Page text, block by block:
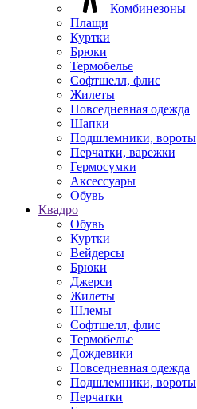
Комбинезоны
Плащи
Куртки
Брюки
Термобелье
Софтшелл, флис
Жилеты
Повседневная одежда
Шапки
Подшлемники, вороты
Перчатки, варежки
Гермосумки
Аксессуары
Обувь
Квадро
Обувь
Куртки
Вейдерсы
Брюки
Джерси
Жилеты
Шлемы
Софтшелл, флис
Термобелье
Дождевики
Повседневная одежда
Подшлемники, вороты
Перчатки